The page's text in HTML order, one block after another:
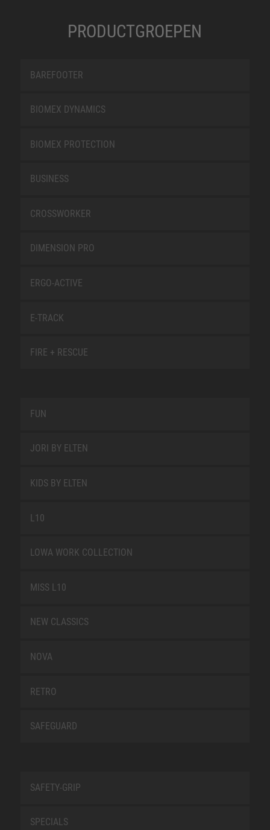
PRODUCTGROEPEN
BAREFOOTER
BIOMEX DYNAMICS
BIOMEX PROTECTION
BUSINESS
CROSSWORKER
DIMENSION PRO
ERGO-ACTIVE
E-TRACK
FIRE + RESCUE
FUN
JORI BY ELTEN
KIDS BY ELTEN
L10
LOWA WORK COLLECTION
MISS L10
NEW CLASSICS
NOVA
RETRO
SAFEGUARD
SAFETY-GRIP
SPECIALS